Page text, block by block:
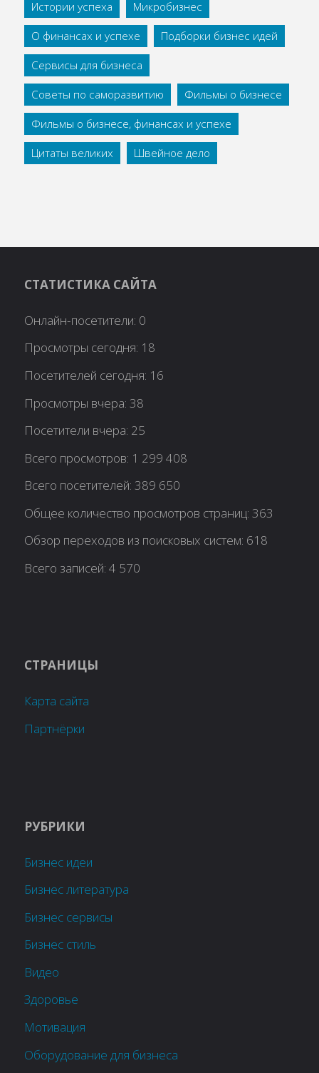
Истории успеха
Микробизнес
О финансах и успехе
Подборки бизнес идей
Сервисы для бизнеса
Советы по саморазвитию
Фильмы о бизнесе
Фильмы о бизнесе, финансах и успехе
Цитаты великих
Швейное дело
СТАТИСТИКА САЙТА
Онлайн-посетители: 0
Просмотры сегодня: 18
Посетителей сегодня: 16
Просмотры вчера:38
Посетители вчера: 25
Всего просмотров: 1 299 408
Всего посетителей:389 650
Общее количество просмотров страниц:363
Обзор переходов из поисковых систем: 618
Всего записей:4 570
СТРАНИЦЫ
Карта сайта
Партнёрки
РУБРИКИ
Бизнес идеи
Бизнес литература
Бизнес сервисы
Бизнес стиль
Видео
Здоровье
Мотивация
Оборудование для бизнеса